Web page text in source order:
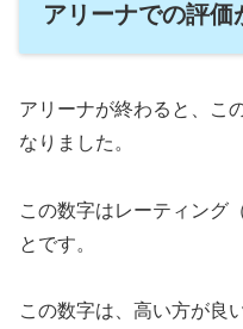
アリーナでの評価
アリーナが終わると、こ
なりました。
この数字はレーティング
とです。
この数字は、高い方が良